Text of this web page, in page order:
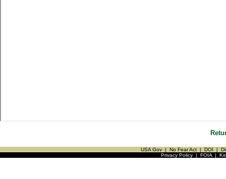
USA Gov | No Fear Act | DOI |
Privacy Policy| FOIA|